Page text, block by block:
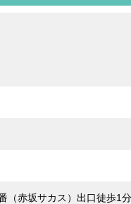
赤坂サカス）出口徒歩1分